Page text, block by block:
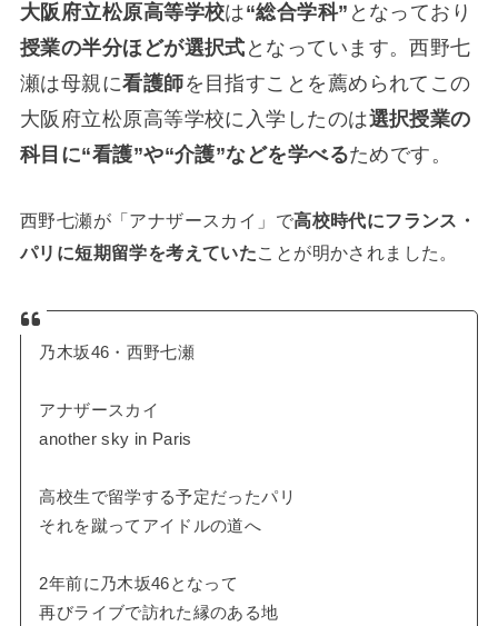
大阪府立松原高等学校は“総合学科” となっており
授業の半分ほどが選択式 となっています。西野七
瀬は母親に看護師を目指すことを薦められてこの
大阪府立松原高等学校に入学したのは選択授業の
科目に“看護”や“介護”などを学べるためです。
西野七瀬が「アナザースカイ」で高校時代にフランス・
パリに短期留学を考えていたことが明かされました。
乃木坂46・西野七瀬
アナザースカイ
another sky in Paris
高校生で留学する予定だったパリ
それを蹴ってアイドルの道へ
2年前に乃木坂46となって
再びライブで訪れた縁のある地